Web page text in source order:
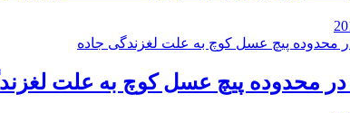
محدوده پیچ عسل کوچ به علت